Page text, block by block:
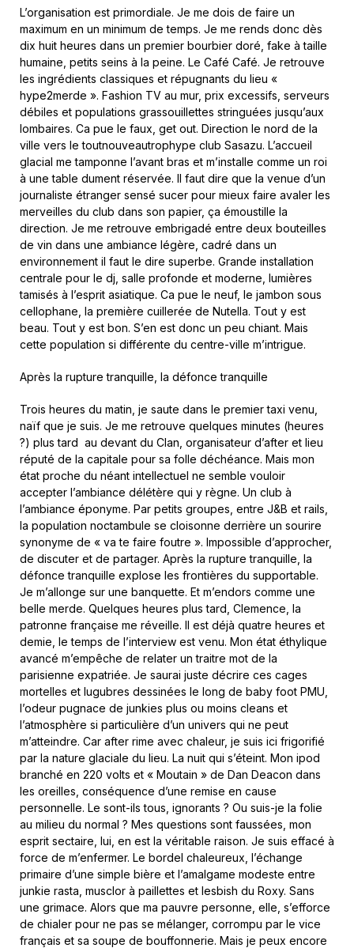
L’organisation est primordiale. Je me dois de faire un
maximum en un minimum de temps. Je me rends donc dès
dix huit heures dans un premier bourbier doré, fake à taille
humaine, petits seins à la peine. Le Café Café. Je retrouve
les ingrédients classiques et répugnants du lieu «
hype2merde ». Fashion TV au mur, prix excessifs, serveurs
débiles et populations grassouillettes stringuées jusqu’aux
lombaires. Ca pue le faux, get out. Direction le nord de la
ville vers le toutnouveautrophype club Sasazu. L’accueil
glacial me tamponne l’avant bras et m’installe comme un roi
à une table dument réservée. Il faut dire que la venue d’un
journaliste étranger sensé sucer pour mieux faire avaler les
merveilles du club dans son papier, ça émoustille la
direction. Je me retrouve embrigadé entre deux bouteilles
de vin dans une ambiance légère, cadré dans un
environnement il faut le dire superbe. Grande installation
centrale pour le dj, salle profonde et moderne, lumières
tamisés à l’esprit asiatique. Ca pue le neuf, le jambon sous
cellophane, la première cuillerée de Nutella. Tout y est
beau. Tout y est bon. S’en est donc un peu chiant. Mais
cette population si différente du centre-ville m’intrigue.
Après la rupture tranquille, la défonce tranquille
Trois heures du matin, je saute dans le premier taxi venu,
naïf que je suis. Je me retrouve quelques minutes (heures
?) plus tard au devant du Clan, organisateur d’after et lieu
réputé de la capitale pour sa folle déchéance. Mais mon
état proche du néant intellectuel ne semble vouloir
accepter l’ambiance délétère qui y règne. Un club à
l’ambiance éponyme. Par petits groupes, entre J&B et rails,
la population noctambule se cloisonne derrière un sourire
synonyme de « va te faire foutre ». Impossible d’approcher,
de discuter et de partager. Après la rupture tranquille, la
défonce tranquille explose les frontières du supportable.
Je m’allonge sur une banquette. Et m’endors comme une
belle merde. Quelques heures plus tard, Clemence, la
patronne française me réveille. Il est déjà quatre heures et
demie, le temps de l’interview est venu. Mon état éthylique
avancé m’empêche de relater un traitre mot de la
parisienne expatriée. Je saurai juste décrire ces cages
mortelles et lugubres dessinées le long de baby foot PMU,
l’odeur pugnace de junkies plus ou moins cleans et
l’atmosphère si particulière d’un univers qui ne peut
m’atteindre. Car after rime avec chaleur, je suis ici frigorifié
par la nature glaciale du lieu. La nuit qui s’éteint. Mon ipod
branché en 220 volts et « Moutain » de Dan Deacon dans
les oreilles, conséquence d’une remise en cause
personnelle. Le sont-ils tous, ignorants ? Ou suis-je la folie
au milieu du normal ? Mes questions sont faussées, mon
esprit sectaire, lui, en est la véritable raison. Je suis effacé à
force de m’enfermer. Le bordel chaleureux, l’échange
primaire d’une simple bière et l’amalgame modeste entre
junkie rasta, musclor à paillettes et lesbish du Roxy. Sans
une grimace. Alors que ma pauvre personne, elle, s’efforce
de chialer pour ne pas se mélanger, corrompu par le vice
français et sa soupe de bouffonnerie. Mais je peux encore